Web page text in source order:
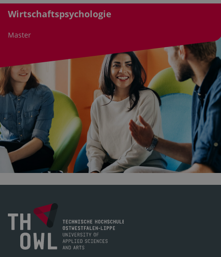
Wirtschaftspsychologie
Master